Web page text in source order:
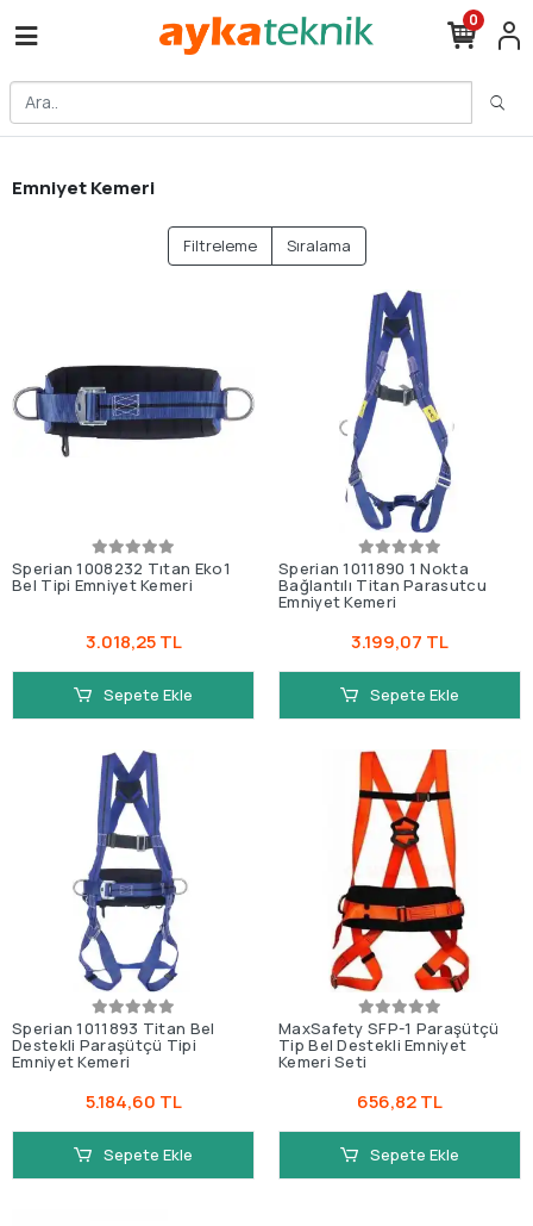
0
Emniyet Kemeri
Filtreleme Sıralama
Sperian 1008232 Tıtan Eko1
Bel Tipi Emniyet Kemeri
3.018,25 TL
Sepete Ekle
Sperian 1011890 1 Nokta
Bağlantılı Titan Parasutcu
Emniyet Kemeri
3.199,07 TL
Sepete Ekle
Sperian 1011893 Titan Bel
Destekli Paraşütçü Tipi
Emniyet Kemeri
5.184,60 TL
Sepete Ekle
MaxSafety SFP-1 Paraşütçü
Tip Bel Destekli Emniyet
Kemeri Seti
656,82 TL
Sepete Ekle